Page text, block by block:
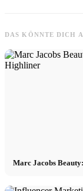
DAS KÖNNTE DICH
Marc Jacobs